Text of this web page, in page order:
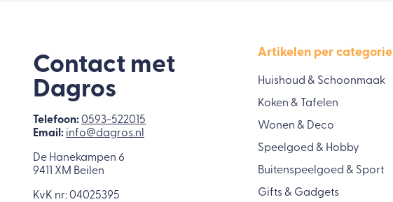
Contact met
Dagros
Telefoon:0593-522015
Email: info@dagros.nl
De Hanekampen 6
9411 XM Beilen
KvK nr: 04025395
Artikelen per categorie
Huishoud & Schoonmaak
Koken & Tafelen
Wonen & Deco
Speelgoed & Hobby
Buitenspeelgoed & Sport
Gifts & Gadgets